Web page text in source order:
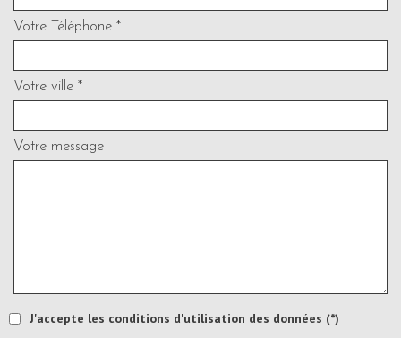
Votre Téléphone *
Votre ville *
Votre message
J'accepte les conditions d'utilisation des données (*)